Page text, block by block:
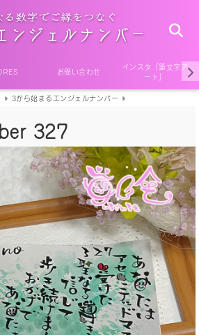
お問い合わせ
インスタ『筆文字ア
ート』
3から始まるエンジェルナンバー
327